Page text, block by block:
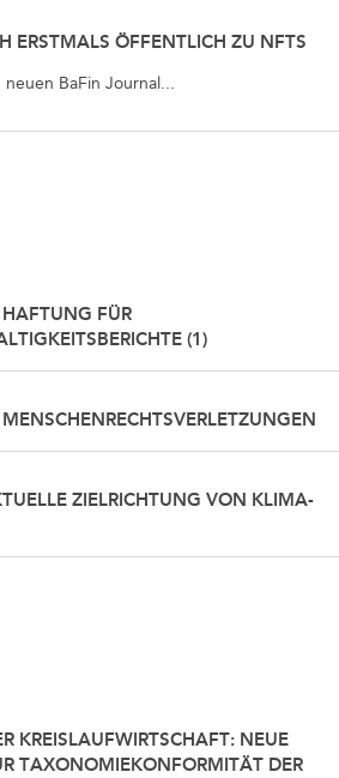
ERSTMALS ÖFFENTLICH ZU NFTS
BaFin Journal...
FÜR
(1)
ZIELRICHTUNG VON KLIMA-
KREISLAUFWIRTSCHAFT: NEUE
TAXONOMIEKONFORMITÄT DER